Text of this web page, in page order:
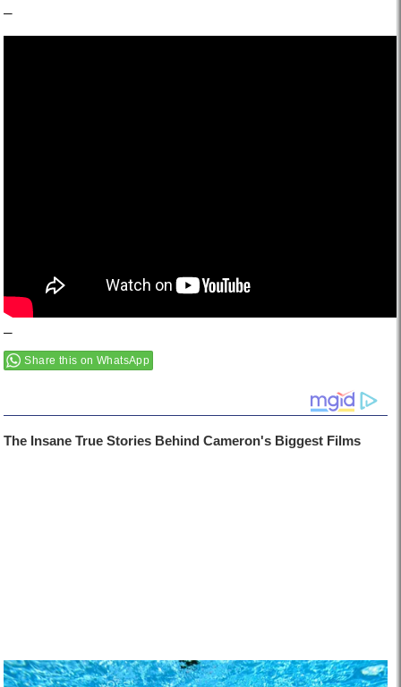
–
–
Share this on WhatsApp